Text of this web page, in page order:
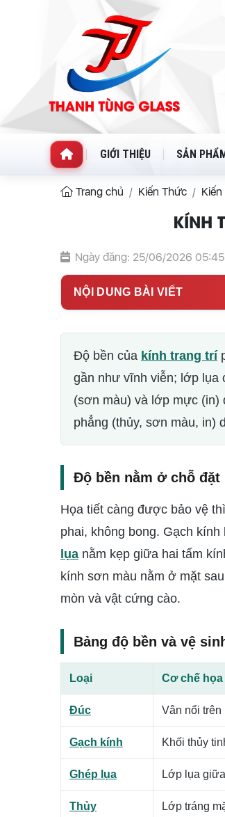
GIỚI THIỆU SẢN
Trang chủ Kiến Thức
KÍNH
Ngày đăng: 25/06/2026 05:45
NỘI DUNG BÀI VIẾT
Độ bền của kính trang trí
gần như vĩnh viễn; lớp lụa
(sơn màu) và lớp mực (in)
phẳng (thủy, sơn màu, in)
Độ bền nằm ở chỗ
Họa tiết càng được bảo vệ
phai, không bong. Gạch
lụa nằm kẹp giữa hai tấm
kính sơn màu nằm ở mặt
mòn và vật cứng cào.
Bảng độ bền và vệ
Loại Cơ chế họa
Đúc Vân nổi trên
Gạch kính Khối thủy
Ghép lụa Lớp lụa
Thủy Lớp tráng